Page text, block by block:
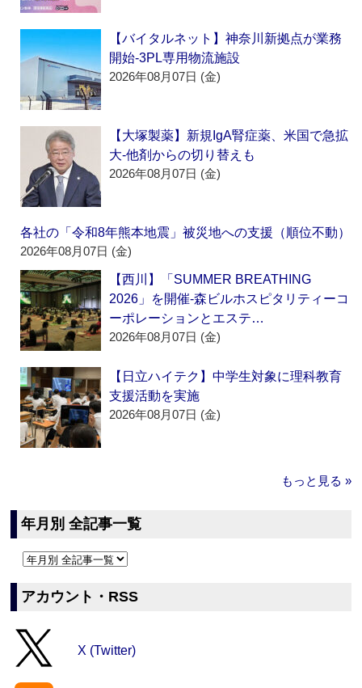
【バイタルネット】神奈川新拠点が業務
開始‐3PL専用物流施設
2026年08月07日 (金)
【大塚製薬】新規IgA腎症薬、米国で急拡
大‐他剤からの切り替えも
2026年08月07日 (金)
各社の「令和8年熊本地震」被災地への支援（順位不動）
2026年08月07日 (金)
【西川】「SUMMER BREATHING
2026」を開催‐森ビルホスピタリティーコ
ーポレーションとエステ…
2026年08月07日 (金)
【日立ハイテク】中学生対象に理科教育
支援活動を実施
2026年08月07日 (金)
もっと見る »
年月別 全記事一覧
アカウント・RSS
X (Twitter)